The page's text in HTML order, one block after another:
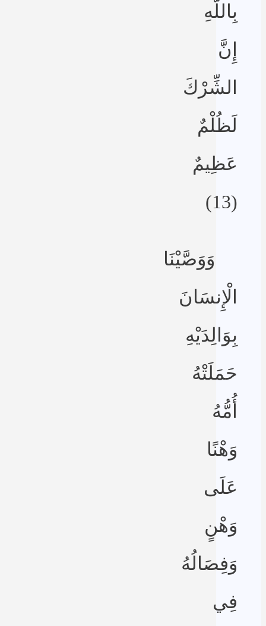
بِاللَّهِ
إِنَّ
الشِّرْكَ
لَظُلْمٌ
عَظِيمٌ
(13)
وَوَصَّيْنَا
الْإِنسَانَ
بِوَالِدَيْهِ
حَمَلَتْهُ
أُمُّهُ
وَهْنًا
عَلَى
وَهْنٍ
وَفِصَالُهُ
فِي